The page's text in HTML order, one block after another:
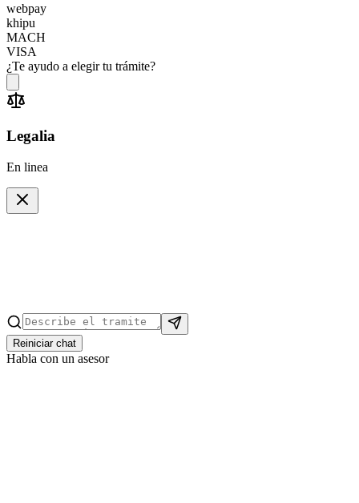
webpay
khipu
MACH
VISA
¿Te ayudo a elegir tu trámite?
Legalia
En linea
Reiniciar chat
Habla con un asesor